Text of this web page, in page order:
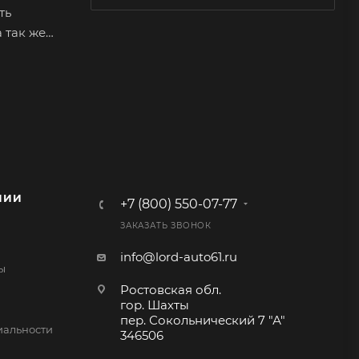
так же
из
+7 (800) 550-07-77
ЗАКАЗАТЬ ЗВОНОК
info@lord-auto61.ru
Ростовская обл.
гор. Шахты
пер. Сокольнический 7 "А"
346506